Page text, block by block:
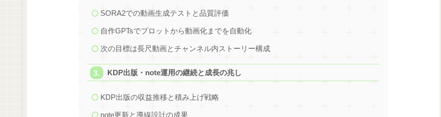
SORA2での動画生成テストと品質評価
自作GPTsでプロットから動画化までを自動化
次の目標は長尺動画とチャンネル内ストーリー構成
KDP出版・note運用の継続と成長の兆し
KDP出版の収益推移と積み上げ戦略
note更新と導線設計の成果